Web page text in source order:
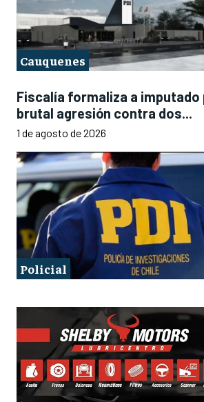
Cauquenes
Fiscalía formaliza a imputado
brutal agresión contra dos...
1 de agosto de 2026
Policial